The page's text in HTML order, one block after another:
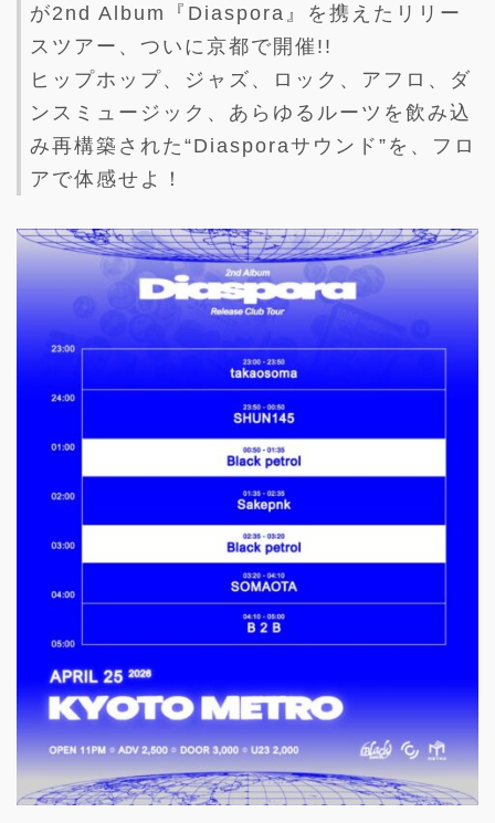
が2nd Album『Diaspora』を携えたリリー
スツアー、ついに京都で開催!!
ヒップホップ、ジャズ、ロック、アフロ、ダ
ンスミュージック、あらゆるルーツを飲み込
み再構築された“Diasporaサウンド”を、フロ
アで体感せよ！